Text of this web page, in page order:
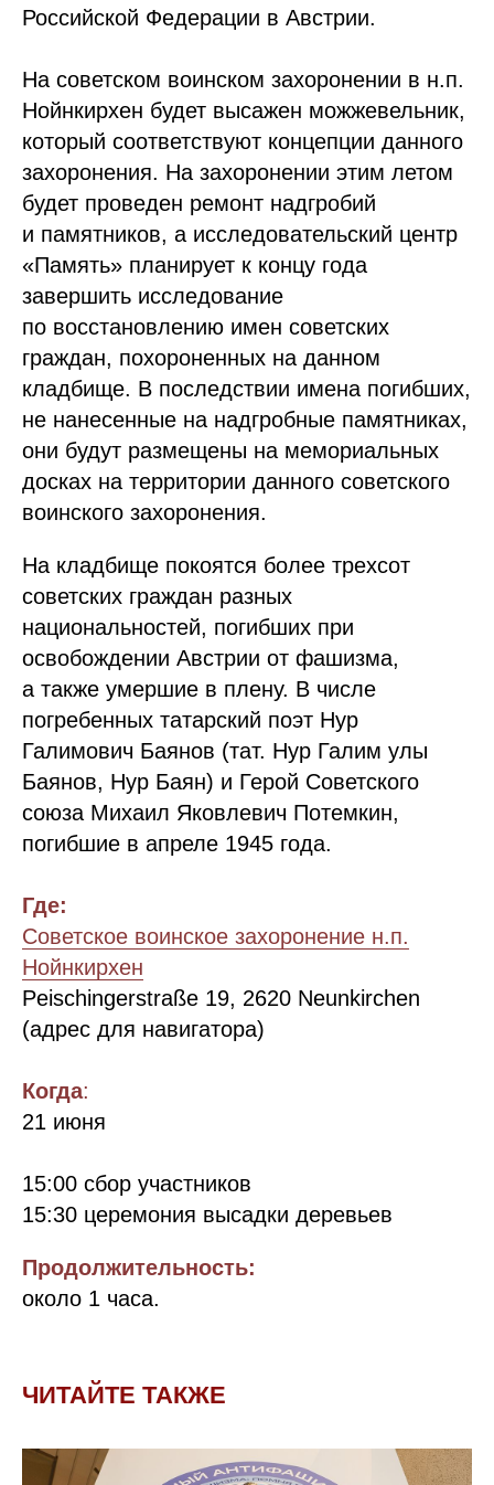
Российской Федерации в Австрии.
На советском воинском захоронении в н.п.
Нойнкирхен будет высажен можжевельник,
который соответствуют концепции данного
захоронения. На захоронении этим летом
будет проведен ремонт надгробий
и памятников, а исследовательский центр
«Память» планирует к концу года
завершить исследование
по восстановлению имен советских
граждан, похороненных на данном
кладбище. В последствии имена погибших,
не нанесенные на надгробные памятниках,
они будут размещены на мемориальных
досках на территории данного советского
воинского захоронения.
На кладбище покоятся более трехсот
советских граждан разных
национальностей, погибших при
освобождении Австрии от фашизма,
а также умершие в плену. В числе
погребенных татарский поэт Нур
Галимович Баянов (тат. Нур Галим улы
Баянов, Нур Баян) и Герой Советского
союза Михаил Яковлевич Потемкин,
погибшие в апреле 1945 года.
Где:
Советское воинское захоронение н.п.
Нойнкирхен
Peischingerstraße 19, 2620 Neunkirchen
(адрес для навигатора)
Когда:
21 июня
15:00 сбор участников
15:30 церемония высадки деревьев
Продолжительность:
около 1 часа.
ЧИТАЙТЕ ТАКЖЕ